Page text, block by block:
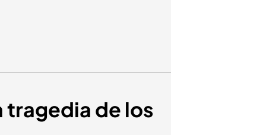
tragedia de los